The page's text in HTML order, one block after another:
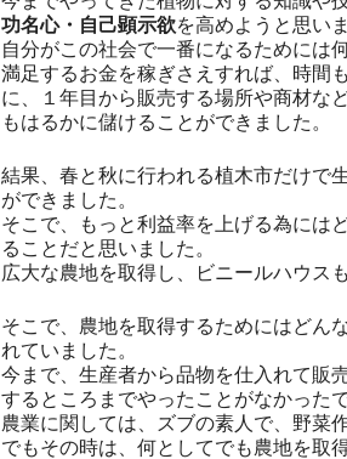
功名心・自己顕示欲を高めようと思い
自分がこの社会で一番になるためには
満足するお金を稼ぎさえすれば、時間
に、１年目から販売する場所や商材な
もはるかに儲けることができました。
結果、春と秋に行われる植木市だけで
ができました。
そこで、もっと利益率を上げる為には
ることだと思いました。
広大な農地を取得し、ビニールハウス
そこで、農地を取得するためにはどん
れていました。
今まで、生産者から品物を仕入れて販
するところまでやったことがなかった
農業に関しては、ズブの素人で、野菜
でもその時は、何としてでも農地を取